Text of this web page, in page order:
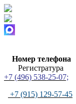
Номер телефона
+7 (496) 538-25-07;
+7 (915) 129-57-45